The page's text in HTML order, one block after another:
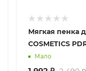
Мягкая пенка
COSMETICS
Мало